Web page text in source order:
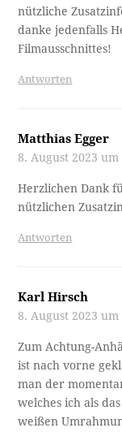
nützliche
danke jedenfalls
Filmausschnittes!
Antworten
Matthias Egger
8. August 2023 um
Herzlichen Dank
nützlichen
Antworten
Karl Hirsch
8. August 2023 um
Zum Achtung-
ist nach vorne
man der
welches ich als
weißen